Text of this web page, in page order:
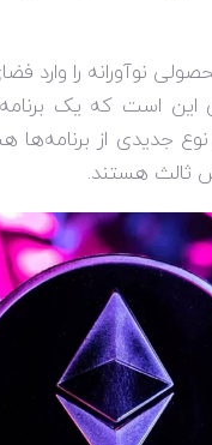
نوآورانه را وارد
است که یک برنامه
جدیدی از برنامه‌ها
ثالث هستند.